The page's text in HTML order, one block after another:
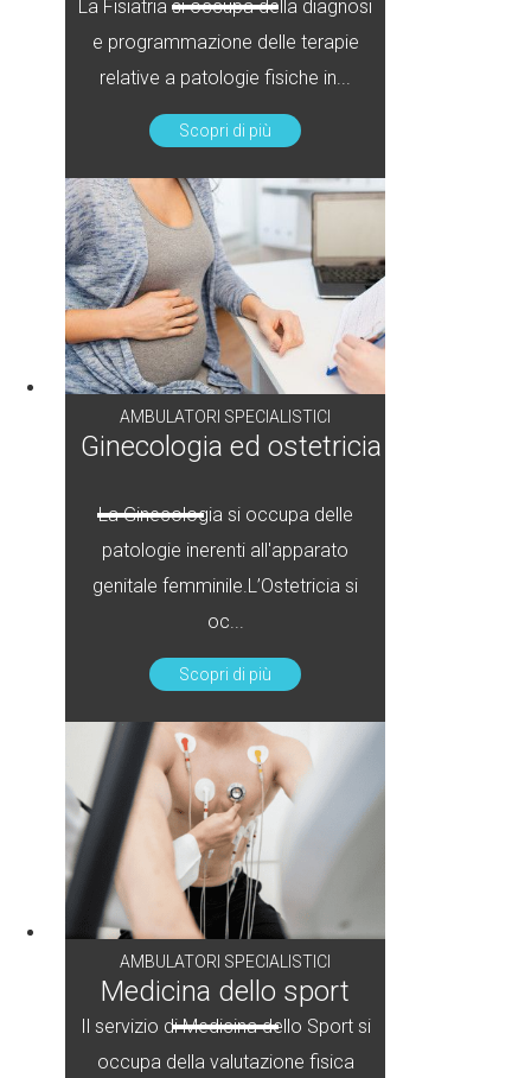
La Fisiatria si occupa della diagnosi
e programmazione delle terapie
relative a patologie fisiche in...
Scopri di più
AMBULATORI SPECIALISTICI
Ginecologia ed ostetricia
La Ginecologia si occupa delle
patologie inerenti all'apparato
genitale femminile.L’Ostetricia si
oc...
Scopri di più
AMBULATORI SPECIALISTICI
Medicina dello sport
Il servizio di Medicina dello Sport si
occupa della valutazione fisica